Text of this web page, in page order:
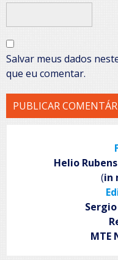
Salvar meus dados
que eu comentar.
Helio
(in
MTE